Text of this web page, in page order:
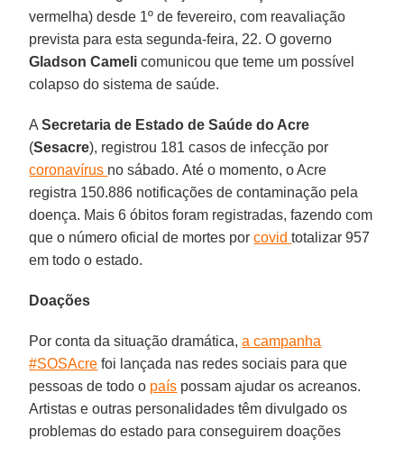
vermelha) desde 1º de fevereiro, com reavaliação
prevista para esta segunda-feira, 22. O governo
Gladson Cameli comunicou que teme um possível
colapso do sistema de saúde.
ASecretaria de Estado de Saúde do Acre
(Sesacre), registrou 181 casos de infecção por
coronavírus no sábado. Até o momento, o Acre
registra 150.886 notificações de contaminação pela
doença. Mais 6 óbitos foram registradas, fazendo com
que o número oficial de mortes porcovidtotalizar 957
em todo o estado.
Doações
Por conta da situação dramática,a campanha
#SOSAcre foi lançada nas redes sociais para que
pessoas de todo o país possam ajudar os acreanos.
Artistas e outras personalidades têm divulgado os
problemas do estado para conseguirem doações